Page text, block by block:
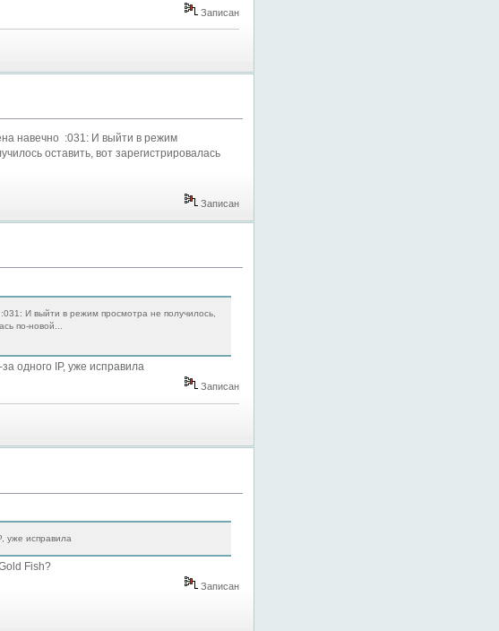
Записан
навечно :031: И выйти в режим
оставить, вот зарегистрировалась
Записан
И выйти в режим просмотра не получилось,
по-новой...
одного IP, уже исправила
Записан
уже исправила
Fish?
Записан